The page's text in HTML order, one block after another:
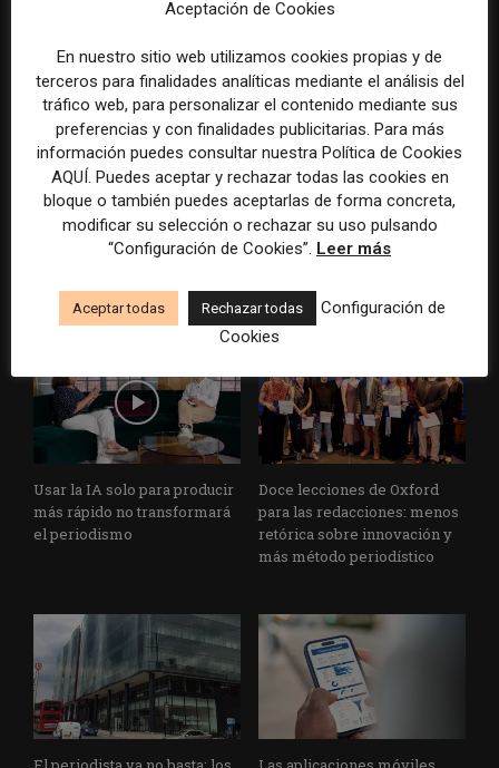
Cómo adelantarse a los
resúmenes con IA de Google
en las noticias de última hora:
el ejemplo de USA Today
Cuando el lector ya no llega
al medio, el medio tiene que
llegar a sus rutinas
Usar la IA solo para producir
más rápido no transformará
el periodismo
Doce lecciones de Oxford
para las redacciones: menos
retórica sobre innovación y
más método periodístico
Aceptación de Cookies
En nuestro sitio web utilizamos cookies propias y de
terceros para finalidades analíticas mediante el análisis del
tráfico web, para personalizar el contenido mediante sus
preferencias y con finalidades publicitarias. Para más
información puedes consultar nuestra Política de Cookies
AQUÍ. Puedes aceptar y rechazar todas las cookies en
bloque o también puedes aceptarlas de forma concreta,
modificar su selección o rechazar su uso pulsando
“Configuración de Cookies”. Leer más
Aceptar todas Rechazar todas
Configuración de
Cookies